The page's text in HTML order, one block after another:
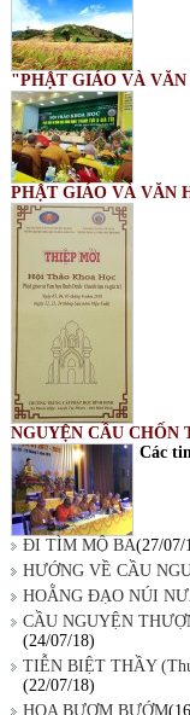
"PHẬT GIÁO VÀ
PHẬT GIÁO VÀ VĂN
NGUYỆN CẦU CHỐN
Các
ĐI TÌM MỘ BA(27/07/
HƯỚNG VỀ CẦU
HOẰNG ĐẠO NÚI
CẦU NGUYỆN
(24/07/18)
TIỄN BIỆT THẦY
(22/07/18)
HOA BƯƠM BƯỚM